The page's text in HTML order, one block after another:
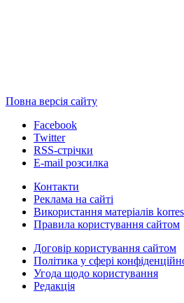
Повна версія сайту
Facebook
Twitter
RSS-стрічки
E-mail розсилка
Контакти
Реклама на сайті
Використання матеріалів
Правила користування сайтом
Договір користування сайтом
Політика у сфері
Угода щодо користування
Редакція